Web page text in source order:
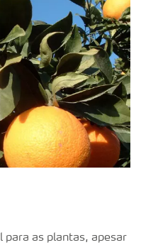
as plantas, apesar